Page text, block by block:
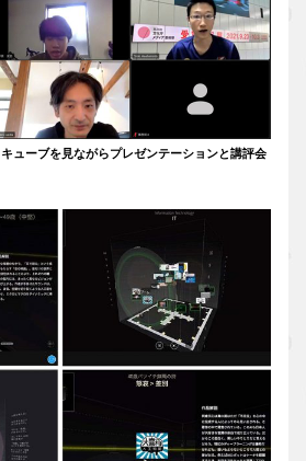
ューブを見ながらプレゼンテーションと講評会